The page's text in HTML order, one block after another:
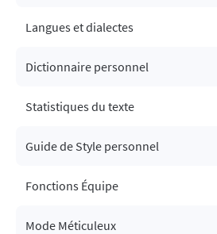
Langues et dialectes
Dictionnaire personnel
Statistiques du texte
Guide de Style personnel
Fonctions Équipe
Mode Méticuleux